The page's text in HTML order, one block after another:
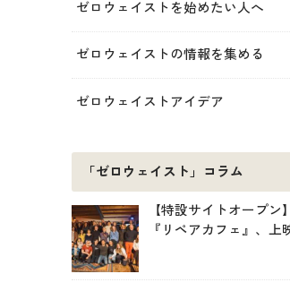
ゼロウェイストを始めたい人へ
ゼロウェイストの情報を集める
ゼロウェイストアイデア
「ゼロウェイスト」コラム
【特設サイトオープン
『リペアカフェ』、上